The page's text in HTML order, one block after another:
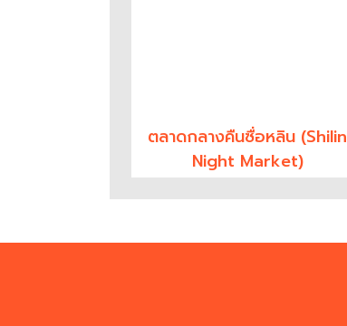
ตลาดกลางคืนซื่อหลิน (Shilin
Night Market)